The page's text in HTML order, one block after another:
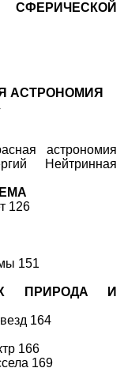
АСТРОНОМИЯ
астрономия
Нейтринная
126
151
ПРИРОДА И
164
166
169